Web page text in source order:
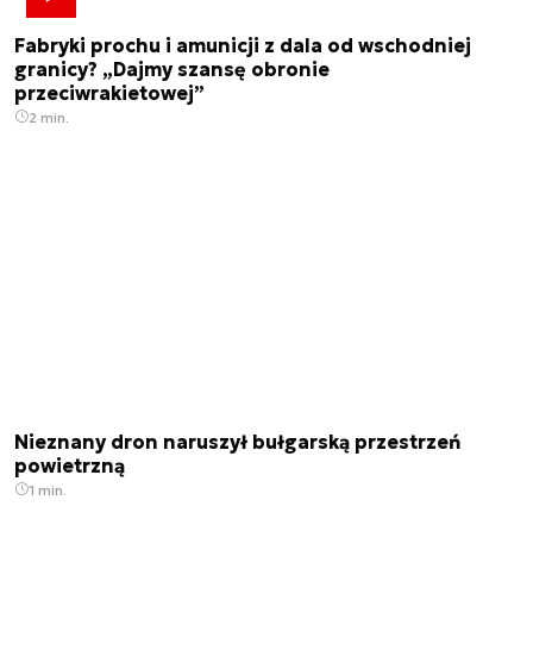
Fabryki prochu i amunicji z dala od wschodniej
granicy? „Dajmy szansę obronie
przeciwrakietowej”
2 min.
Nieznany dron naruszył bułgarską przestrzeń
powietrzną
1 min.